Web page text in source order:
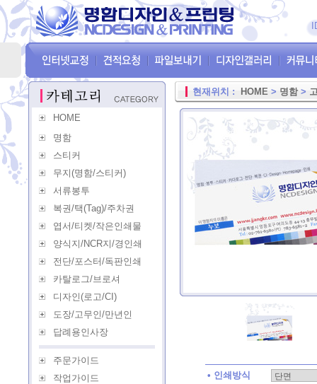
HOME
명함
스티커
무지(명함/스티커)
서류봉투
복권/택(Tag)/주차권
엽서/티켓/작은인쇄물
양식지/NCR지/경인쇄
전단/포스터/독판인쇄
카탈로그/브로셔
디자인(로고/CI)
도장/고무인/만년인
답례용인사장
주문가이드
작업가이드
현재위치 : HOME > 명함>
• 인쇄방식